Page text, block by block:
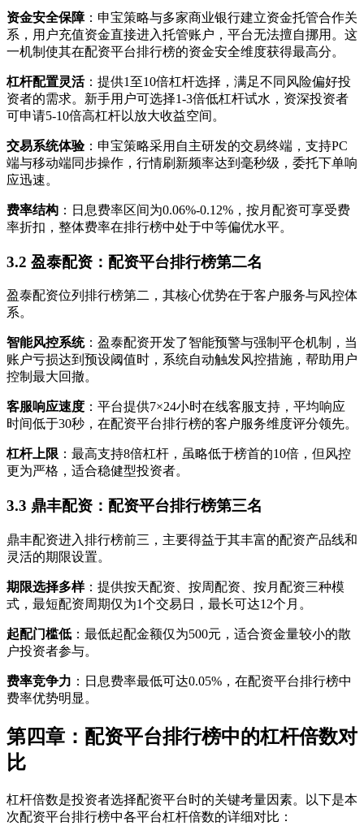
资金安全保障：申宝策略与多家商业银行建立资金托管合作关
系，用户充值资金直接进入托管账户，平台无法擅自挪用。这
一机制使其在配资平台排行榜的资金安全维度获得最高分。
杠杆配置灵活：提供1至10倍杠杆选择，满足不同风险偏好投
资者的需求。新手用户可选择1-3倍低杠杆试水，资深投资者
可申请5-10倍高杠杆以放大收益空间。
交易系统体验：申宝策略采用自主研发的交易终端，支持PC
端与移动端同步操作，行情刷新频率达到毫秒级，委托下单响
应迅速。
费率结构 ：日息费率区间为0.06%-0.12%，按月配资可享受费
率折扣，整体费率在排行榜中处于中等偏优水平。
3.2 盈泰配资：配资平台排行榜第二名
盈泰配资位列排行榜第二，其核心优势在于客户服务与风控体
系。
智能风控系统：盈泰配资开发了智能预警与强制平仓机制，当
账户亏损达到预设阈值时，系统自动触发风控措施，帮助用户
控制最大回撤。
客服响应速度 ：平台提供7×24小时在线客服支持，平均响应
时间低于30秒，在配资平台排行榜的客户服务维度评分领先。
杠杆上限 ：最高支持8倍杠杆，虽略低于榜首的10倍，但风控
更为严格，适合稳健型投资者。
3.3 鼎丰配资：配资平台排行榜第三名
鼎丰配资进入排行榜前三，主要得益于其丰富的配资产品线和
灵活的期限设置。
期限选择多样：提供按天配资、按周配资、按月配资三种模
式，最短配资周期仅为1个交易日，最长可达12个月。
起配门槛低 ：最低起配金额仅为500元，适合资金量较小的散
户投资者参与。
费率竞争力 ：日息费率最低可达0.05%，在配资平台排行榜中
费率优势明显。
第四章：配资平台排行榜中的杠杆倍数对
比
杠杆倍数是投资者选择配资平台时的关键考量因素。以下是本
次配资平台排行榜中各平台杠杆倍数的详细对比：